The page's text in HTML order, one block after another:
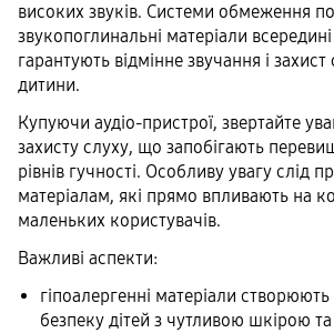
високих звуків. Системи обмеження
звукопоглинальні матеріали
гарантують відмінне звучання і
дитини.
Купуючи аудіо-пристрої, звертайте
захисту слуху, що запобігають
рівнів гучності. Особливу увагу слід
матеріалам, які прямо впливають на
маленьких користувачів.
Важливі аспекти:
гіпоалергенні матеріали
безпеку дітей з чутливою шкірою та